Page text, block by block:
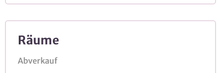
Räume
Abverkauf